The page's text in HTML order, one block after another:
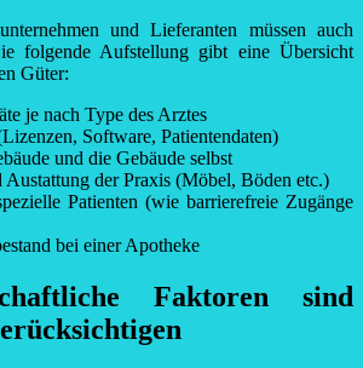
und Lieferanten müssen auch
folgende Aufstellung gibt eine Übersicht
Güter:
je nach Type des Arztes
Software, Patientendaten)
und die Gebäude selbst
der Praxis (Möbel, Böden etc.)
Patienten (wie barrierefreie Zugänge
bei einer Apotheke
Faktoren sind